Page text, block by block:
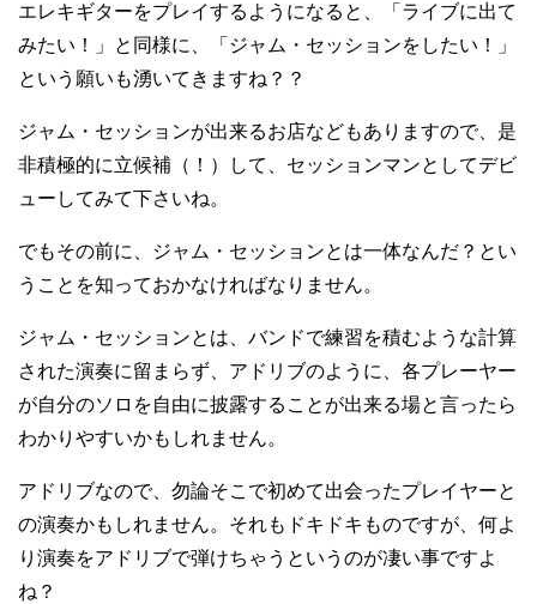
エレキギターをプレイするようになると、「ライブに出て
みたい！」と同様に、「ジャム・セッションをしたい！」
という願いも湧いてきますね？？
ジャム・セッションが出来るお店などもありますので、是
非積極的に立候補（！）して、セッションマンとしてデビ
ューしてみて下さいね。
でもその前に、ジャム・セッションとは一体なんだ？とい
うことを知っておかなければなりません。
ジャム・セッションとは、バンドで練習を積むような計算
された演奏に留まらず、アドリブのように、各プレーヤー
が自分のソロを自由に披露することが出来る場と言ったら
わかりやすいかもしれません。
アドリブなので、勿論そこで初めて出会ったプレイヤーと
の演奏かもしれません。それもドキドキものですが、何よ
り演奏をアドリブで弾けちゃうというのが凄い事ですよ
ね？